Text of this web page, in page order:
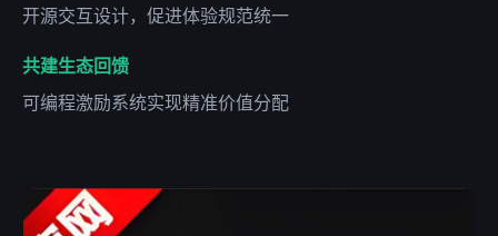
开源交互设计，促进体验规范统一
共建生态回馈
可编程激励系统实现精准价值分配